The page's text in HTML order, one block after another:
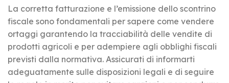
La corretta fatturazione e l’emissione dello scontrino
fiscale sono fondamentali per sapere come vendere
ortaggi garantendo la tracciabilità delle vendite di
prodotti agricoli e per adempiere agli obblighi fiscali
previsti dalla normativa. Assicurati di informarti
adeguatamente sulle disposizioni legali e di seguire